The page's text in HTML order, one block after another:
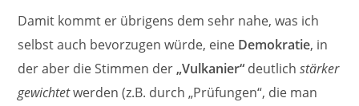
Damit kommt er übrigens dem sehr nahe, was ich
selbst auch bevorzugen würde, eine Demokratie, in
der aber die Stimmen der„Vulkanier“ deutlichstärker
gewichtetwerden (z.B. durch „Prüfungen“, die man